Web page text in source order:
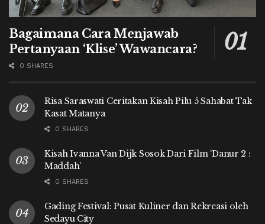
Bagaimana Cara Menjawab
Pertanyaan ‘Klise’ Wawancara?
0 SHARES
Risa Saraswati Ceritakan Kisah Pilu 5 Sahabat Tak
Kasat Matanya
0 SHARES
Kisah Ivanna Van Dijk Sosok Dari Film ‘Danur 2 :
Maddah’
0 SHARES
Gading Festival: Pusat Kuliner dan Rekreasi oleh
Sedayu City